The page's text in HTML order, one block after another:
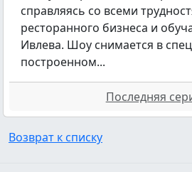
справляясь со всеми
ресторанного бизнеса и
Ивлева. Шоу снимается в
построенном...
Последняя
Возврат к списку